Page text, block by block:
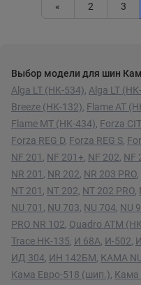
« 2 3
Выбор модели для шин
Alga LT (HK-534), Alga LT
Breeze (HK-132), Flame AT
Flame MT (HK-434), Forza
Forza REG D, Forza REG S,
NF 201 , NF 201+, NF 202, NF
NR 201 , NR 202, NR 203 PRO,
NT 201 , NT 202, NT 202 PRO,
NU 701 , NU 703, NU 704, NU
PRO NR 102, Quadro ATM
Trace НК-135, И 68А, И-502,
ИД 304, ИН 142БМ, КАМА
Кама Евро-518 (шип.), Кама